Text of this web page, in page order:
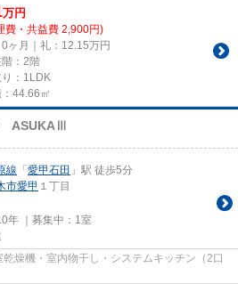
万円
費・共益費 2,900円)
0ヶ月｜礼：12.15万円
階：2階
り：1LDK
44.66㎡
ASUKAⅢ
線 「愛甲石田 」駅 徒歩5分
市愛甲 １丁目
年 ｜募集中： 1室
燥機・室内物干し・システムキッチン（2口